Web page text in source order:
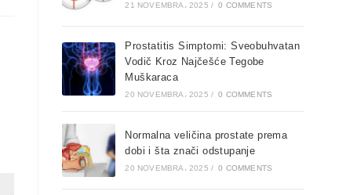
21 NOVEMBRA، 2025 / 0 COMMENTS
Prostatitis Simptomi: Sveobuhvatan
Vodič Kroz Najčešće Tegobe
Muškaraca
20 NOVEMBRA، 2025 / 0 COMMENTS
Normalna veličina prostate prema
dobi i šta znači odstupanje
20 NOVEMBRA، 2025 / 0 COMMENTS